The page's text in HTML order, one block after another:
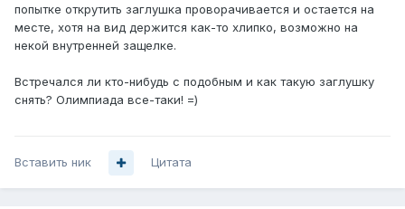
попытке открутить заглушка проворачивается и остается на
месте, хотя на вид держится как-то хлипко, возможно на
некой внутренней защелке.
Встречался ли кто-нибудь с подобным и как такую заглушку
снять? Олимпиада все-таки! =)
Вставить ник Цитата